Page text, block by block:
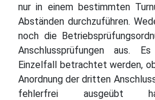
nur in einem bestimmten
Abständen durchzuführen.
noch die
Anschlussprüfungen aus.
Einzelfall betrachtet werden,
Anordnung der dritten
fehlerfrei ausgeübt